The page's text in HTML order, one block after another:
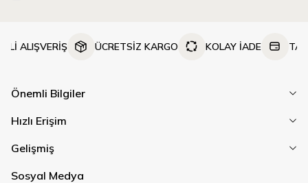
ALIŞVERİŞ ÜCRETSİZ KARGO KOLAY İADE
Sosyal Medya
Önemli Bilgiler
Hızlı Erişim
Gelişmiş